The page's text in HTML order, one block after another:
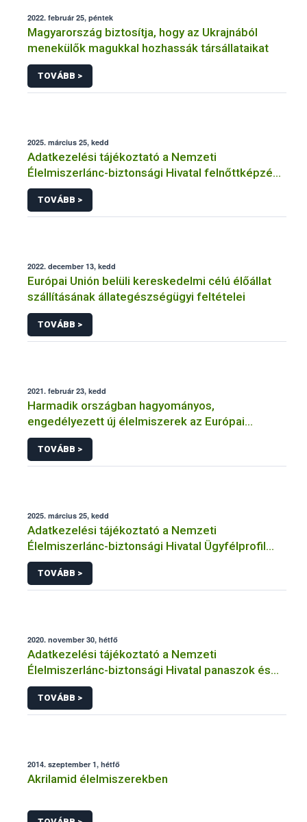
2022. február 25, péntek
Magyarország biztosítja, hogy az Ukrajnából
menekülők magukkal hozhassák társállataikat
TOVÁBB >
2025. március 25, kedd
Adatkezelési tájékoztató a Nemzeti
Élelmiszerlánc-biztonsági Hivatal felnőttképzési
tevékenységéhez kapcsolódó adatkezeléséhez
TOVÁBB >
2022. december 13, kedd
Európai Unión belüli kereskedelmi célú élőállat
szállításának állategészségügyi feltételei
TOVÁBB >
2021. február 23, kedd
Harmadik országban hagyományos,
engedélyezett új élelmiszerek az Európai
Unióban
TOVÁBB >
2025. március 25, kedd
Adatkezelési tájékoztató a Nemzeti
Élelmiszerlánc-biztonsági Hivatal Ügyfélprofil
Rendszerben kistermelői tevékenység
témakörben intézhető közhatalmi eljárásaihoz
kapcsolódó adatkezeléséhez
TOVÁBB >
2020. november 30, hétfő
Adatkezelési tájékoztató a Nemzeti
Élelmiszerlánc-biztonsági Hivatal panaszok és
közérdekű bejelentések kezeléséhez
kapcsolódó adatkezeléséhez
TOVÁBB >
2014. szeptember 1, hétfő
Akrilamid élelmiszerekben